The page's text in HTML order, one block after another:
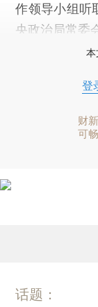
作领导小组听
央政治局常委
本
登
财
可
话题：